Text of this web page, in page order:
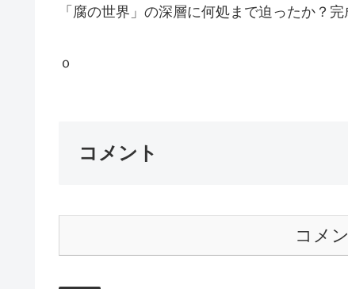
「腐の世界」の深層に何処まで迫ったか？
Ｇ
コメント
コメ